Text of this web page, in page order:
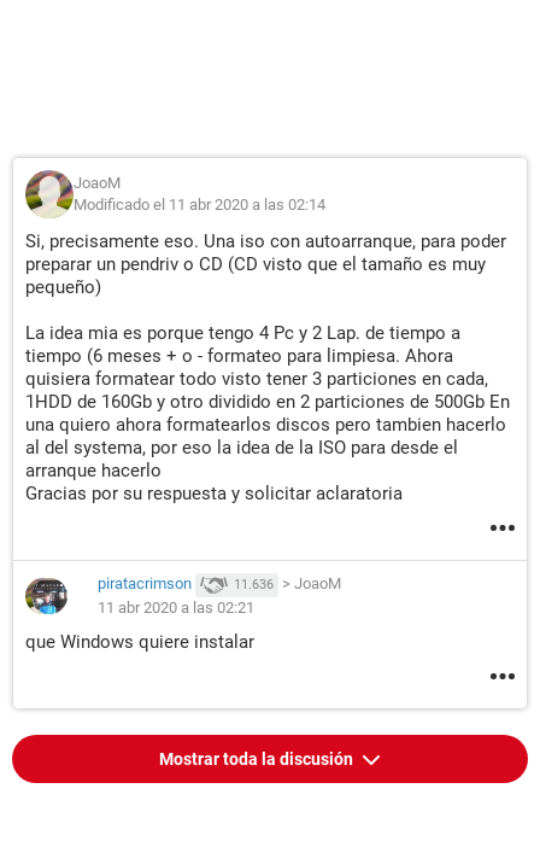
JoaoM
Modificado el 11 abr 2020 a las 02:14
Si, precisamente eso. Una iso con autoarranque, para poder
preparar un pendriv o CD (CD visto que el tamaño es muy
pequeño)
La idea mia es porque tengo 4 Pc y 2 Lap. de tiempo a
tiempo (6 meses + o - formateo para limpiesa. Ahora
quisiera formatear todo visto tener 3 particiones en cada,
1HDD de 160Gb y otro dividido en 2 particiones de 500Gb En
una quiero ahora formatearlos discos pero tambien hacerlo
al del systema, por eso la idea de la ISO para desde el
arranque hacerlo
Gracias por su respuesta y solicitar aclaratoria
piratacrimson 11.636 > JoaoM
11 abr 2020 a las 02:21
que Windows quiere instalar
Mostrar toda la discusión